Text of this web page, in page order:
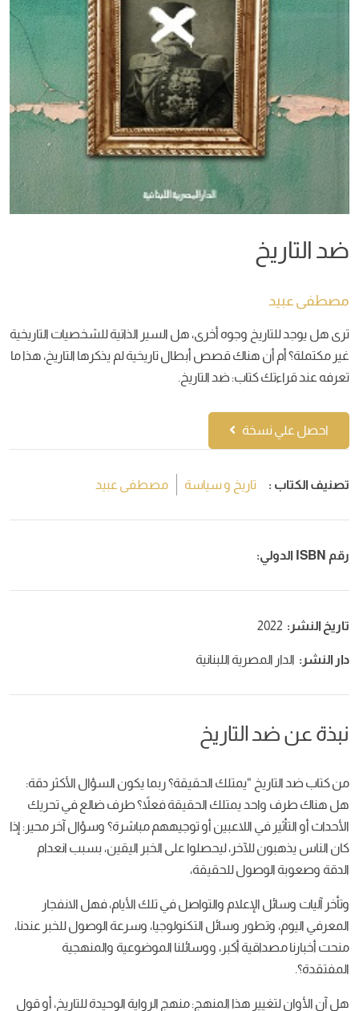
ضد التاريخ
مصطفى عبيد
ترى هل يوجد للتاريخ وجوه أخرى، هل السير الذاتية للشخصيات التاريخية
غير مكتملة؟ أم أن هناك قصص أبطال تاريخية لم يذكرها التاريخ، هذا ما
تعرفه عند قراءتك كتاب: ضد التاريخ.
احصل علي نسخة
تصنيف الكتاب : تاريخ و سياسة مصطفى عبيد
رقم ISBN الدولي:
تاريخ النشر: 2022
دار النشر: الدار المصرية اللبنانية
نبذة عن ضد التاريخ
من كتاب ضد التاريخ “يمتلك الحقيقة؟ ربما يكون السؤال الأكثر دقة:
هل هناك طرف واحد يمتلك الحقيقة فعلاً؟ طرف ضالع في تحريك
الأحداث أو التأثير في اللاعبين أو توجيههم مباشرة؟ وسؤال آخر محير: إذا
كان الناس يذهبون للآخر، ليحصلوا على الخبر اليقين، بسبب انعدام
الدقة وصعوبة الوصول للحقيقة،
وتأخر آليات وسائل الإعلام والتواصل في تلك الأيام، فهل الانفجار
المعرفي اليوم، وتطور وسائل التكنولوجيا، وسرعة الوصول للخبر عندنا،
منحت أخبارنا مصداقية أكبر، ووسائلنا الموضوعية والمنهجية
المفتقدة؟.
هل آن الأوان لتغيير هذا المنهج: منهج الرواية الوحيدة للتاريخ، أو قول